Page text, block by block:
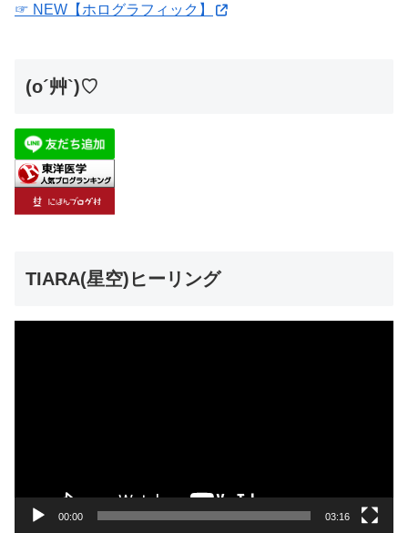
☞ NEW【ホログラフィック】
(o´艸`)♡
TIARA(星空)ヒーリング
00:00 03:16